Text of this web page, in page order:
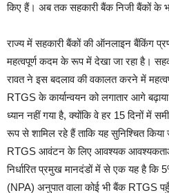
किए हैं। अब तक सहकारी बैंक निजी बैंकों के
राज्य में सहकारी बैंकों की ऑनलाइन बैंकिंग
महत्वपूर्ण कदम के रूप में देखा जा रहा है।
रावत ने इस बदलाव की वकालत करने में
RTGS के कार्यान्वयन को लगातार आगे
ध्यान नहीं गया है, क्योंकि वे हर 15 दिनों में
रूप से शामिल रहे हैं ताकि यह सुनिश्चित
RTGS आवंटन के लिए आवश्यक आवश्यकताओं
निर्धारित प्रमुख मानदंडों में से एक यह है कि
(NPA) अनुपात वाला कोई भी बैंक RTGS